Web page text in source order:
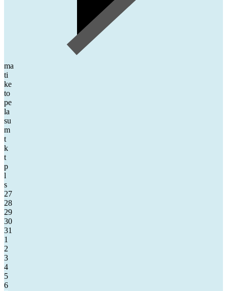
ma
ti
ke
to
pe
la
su
m
t
k
t
p
l
s
27
28
29
30
31
1
2
3
4
5
6